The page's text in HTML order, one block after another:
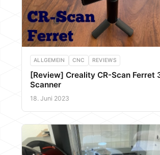
ALLGEMEIN CNC REVIEWS
[Review] Creality CR-Scan Ferret
Scanner
18. Juni 2023